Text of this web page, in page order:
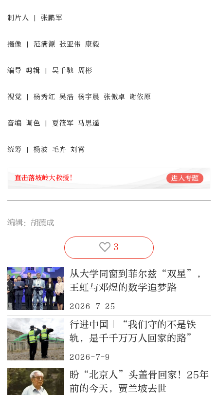
制片人 | 张鹏军
摄像 | 范满源 张亚伟 康毅
编导 剪辑 | 吴千驰 周彬
视觉 | 杨秀红 吴浩 杨宇晨 张傲卓 谢依原
音编 调色 | 夏筱军 马思遥
统筹 | 杨波 毛卉 刘霄
直击落坡岭大救援！ 进入专题
编辑：胡德成
3
从大学同窗到菲尔兹“双星”，
王虹与邓煜的数学追梦路
2026-7-25
行进中国｜“我们守的不是铁
轨，是千千万万人回家的路”
2026-7-9
盼“北京人”头盖骨回家！25年
前的今天，贾兰坡去世